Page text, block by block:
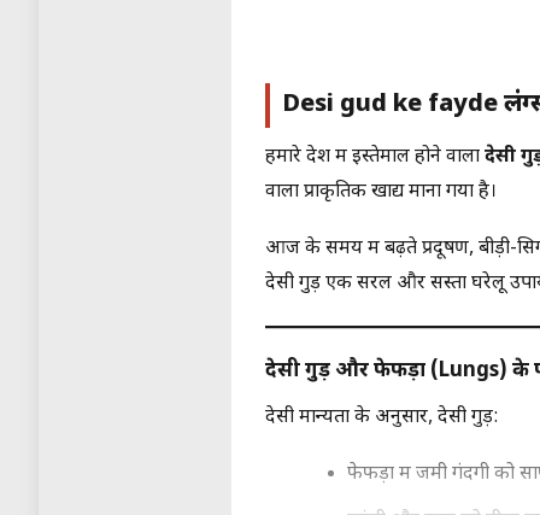
Desi gud ke fayde
हमारे देश में इस्तेमाल होने वालादेसी
वाला प्राकृतिक खाद्य माना गया है।
आज के समय में बढ़ते प्रदूषण, बीड़ी-
देसी गुड़ एक सरल और सस्ता घरेलू उपाय
देसी गुड़ और फेफड़ों (Lungs) के
देसी मान्यता के अनुसार, देसी गुड़:
फेफड़ों में जमी गंदगी को